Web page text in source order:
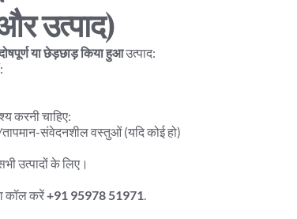
उत्पाद)
या छेड़छाड़ किया हुआ उत्पाद:
करनी चाहिए:
संवेदनशील वस्तुओं (यदि कोई हो)
उत्पादों के लिए।
कॉल करें +91 95978 51971.